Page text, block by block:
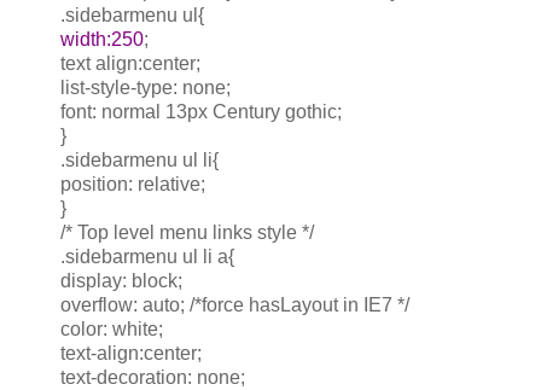
.sidebarmenu ul{
width:250;
text align:center;
list-style-type: none;
font: normal 13px Century gothic;
}
.sidebarmenu ul li{
position: relative;
}
/* Top level menu links style */
.sidebarmenu ul li a{
display: block;
overflow: auto; /*force hasLayout in IE7 */
color: white;
text-align:center;
text-decoration: none;